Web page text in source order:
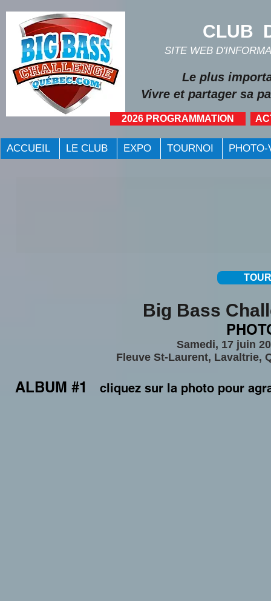
CLUB
SITE WEB
Vivre et partager sa
2026 PROGRAMMATION
Le plus
ACCUEIL LE CLUB EXPO TOURNOI PHOTO-
Big Bass
Samedi, 17 juin
Fleuve St-Laurent, Lavaltrie,
ALBUM #1 cliquez sur la photo pour